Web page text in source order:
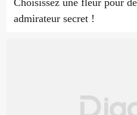
admirateur secret !